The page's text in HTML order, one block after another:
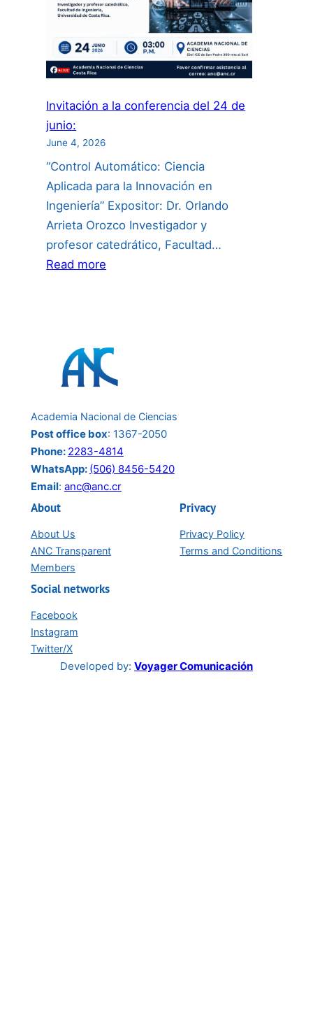
Invitación a la conferencia del 24 de
junio:
June 4, 2026
“Control Automático: Ciencia
Aplicada para la Innovación en
Ingeniería” Expositor: Dr. Orlando
Arrieta Orozco Investigador y
profesor catedrático, Facultad…
Read more
24
junio:
Academia Nacional de Ciencias
Post office box: 1367-2050
Phone: 2283-4814
WhatsApp: (506) 8456-5420
Email: anc@anc.cr
About
About Us
ANC Transparent
Members
Privacy
Privacy Policy
Terms and Conditions
Social networks
Facebook
Instagram
Twitter/X
Developed by: Voyager Comunicación